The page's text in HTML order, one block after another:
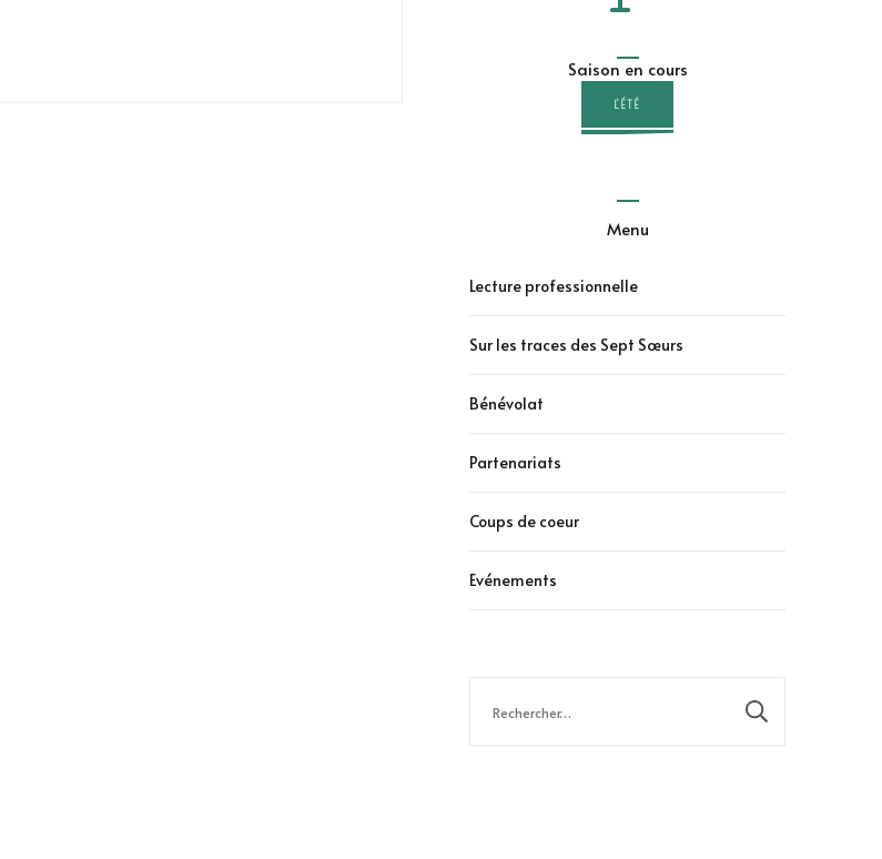
Saison en cours
L'ÉTÉ
Menu
Lecture professionnelle
Sur les traces des Sept Sœurs
Bénévolat
Partenariats
Coups de coeur
Evénements